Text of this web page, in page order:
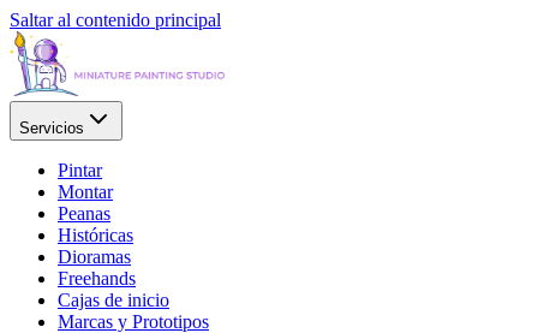
Saltar al contenido principal
Servicios
Pintar
Montar
Peanas
Históricas
Dioramas
Freehands
Cajas de inicio
Marcas y Prototipos